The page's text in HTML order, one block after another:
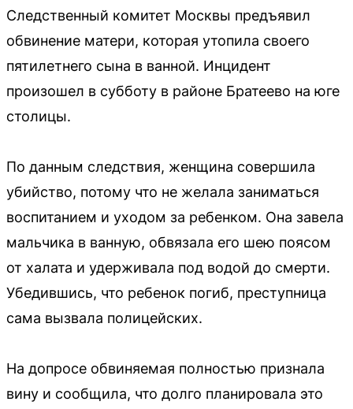
Следственный комитет Москвы предъявил
обвинение матери, которая утопила своего
пятилетнего сына в ванной. Инцидент
произошел в субботу в районе Братеево на юге
столицы.
По данным следствия, женщина совершила
убийство, потому что не желала заниматься
воспитанием и уходом за ребенком. Она завела
мальчика в ванную, обвязала его шею поясом
от халата и удерживала под водой до смерти.
Убедившись, что ребенок погиб, преступница
сама вызвала полицейских.
На допросе обвиняемая полностью признала
вину и сообщила, что долго планировала это